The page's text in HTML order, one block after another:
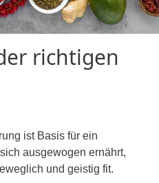
richtigen
ist Basis für ein
ausgewogen ernährt,
und geistig fit.